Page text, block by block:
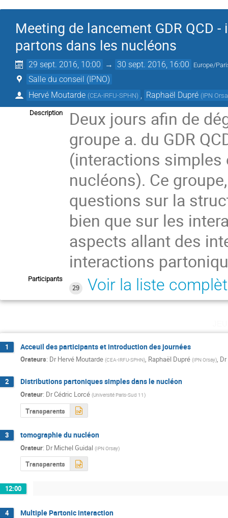
Meeting de lancement GDR QCD
partons dans les nucléons
29 sept. 2016, 10:00 → 30 sept. 2016, 16:00 Europe/
Salle du conseil (IPNO)
Hervé Moutarde (CEA-IRFU-SPHN) Raphaël Dupré (IPN
Description
Deux jours afin de
groupe a. du GDR
(interactions
nucléons). Ce
questions sur la
bien que sur les
aspects allant des
interactions
Participants
29
Voir la liste
1 Acceuil des participants et introduction des journées
Orateurs: Dr Hervé Moutarde (CEA-IRFU-SPHN), Raphaël Dupré (IPN Orsay), Dr
2 Distributions partoniques simples dans le nucléon
Orateur: DrCédric Lorcé (Université Paris-Sud 11)
Transparents
3 tomographie du nucléon
Orateur: Dr Michel Guidal (IPN Orsay)
Transparents
12:00
4 Multiple Partonic interaction